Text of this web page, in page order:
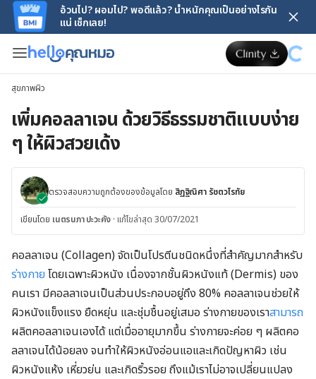
อ้วนไป? ผอมไป? พอดีแล้ว? น้ำหนักคุณเป็นอย่างไรกัน
แน่ เช็กเลย!
สุขภาพผิว
เพิ่มคอลลาเจน ด้วยวิธีธรรมชาติแบบง่าย
ๆ ให้ผิวสวยเด้ง
ตรวจสอบความถูกต้องของข้อมูลโดย สิฏฐิณิศา รัชตวโรทัย
เขียนโดย เนตรนภา ปะวะคัง · แก้ไขล่าสุด 30/07/2021
คอลลาเจน (Collagen) จัดเป็นโปรตีนชนิดหนึ่งที่สำคัญมากสำหรับ
ร่างกาย โดยเฉพาะผิวหนัง เนื่องจากชั้นผิวหนังแท้ (Dermis) ของ
คนเรา มีคอลลาเจนเป็นส่วนประกอบอยู่ถึง 80% คอลลาเจนช่วยให้
ผิวหนังแข็งแรง ยืดหยุ่น และชุ่มชื้นอยู่เสมอ ร่างกายของเราสามารถ
ผลิตคอลลาเจนเองได้ แต่เมื่ออายุมากขึ้น ร่างกายจะค่อย ๆ ผลิตคอ
ลลาเจนได้น้อยลง จนทำให้ผิวหนังอ่อนแอและเกิดปัญหาผิว เช่น
ผิวหนังแห้ง เหี่ยวย่น และเกิดริ้วรอย ถึงแม้เราไม่อาจเปลี่ยนแปลง